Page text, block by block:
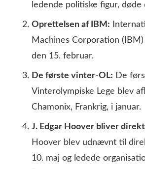
ledende politiske figur, døde
Oprettelsen af IBM:
Machines Corporation
den 15. februar.
De første vinter-OL: De
Vinterolympiske Lege blev
Chamonix, Frankrig, i januar.
J. Edgar Hoover bliver
Hoover blev udnævnt til
10. maj og ledede